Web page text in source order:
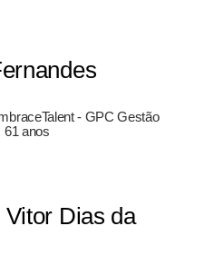
- GPC Gestão
61 anos
Vitor Dias da